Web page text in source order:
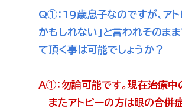
Q①： 19歳息子なのですが、ア
かもしれない」と言われそのま
て頂く事は可能でしょうか？
A①： 勿論可能です。現在治療中
またアトピーの方は眼の合併